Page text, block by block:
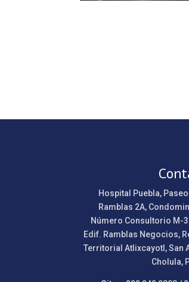
Hospital Puebla,
Ramblas 2A,
Número Consultorio M-3
Edif. Ramblas Negocios,
Territorial Atlixcayotl, San
Cholula,